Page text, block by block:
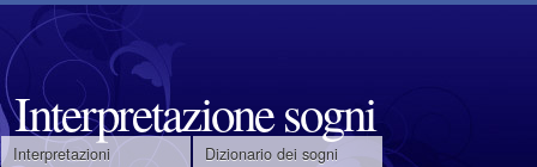
al
contenuto
principale
Interpretazione sogni
Interpretazioni
Dizionario dei sogni